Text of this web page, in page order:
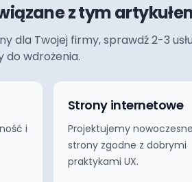
z tym
dla Twojej firmy, sprawdź 2-3
do wdrożenia.
i
Strony internetowe
Projektujemy nowoczesne
strony zgodne z dobrymi
praktykami UX.